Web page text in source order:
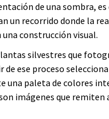
de una sombra,
un recorrido donde la
construcción visual.
silvestres que
ese proceso
paleta de colores
imágenes que remiten